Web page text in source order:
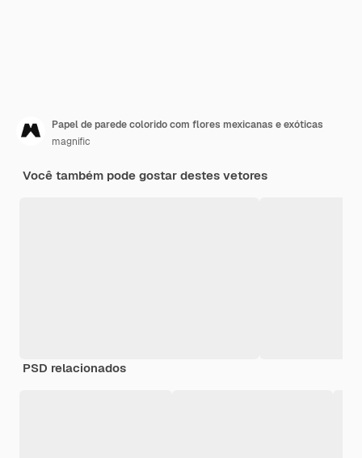
Papel de parede colorido com flores mexicanas e exóticas
magnific
Você também pode gostar destes vetores
PSD relacionados